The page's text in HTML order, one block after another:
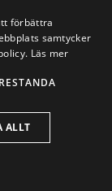
få
erbjuder
förbättra
samtycker
Läs mer
ALLT